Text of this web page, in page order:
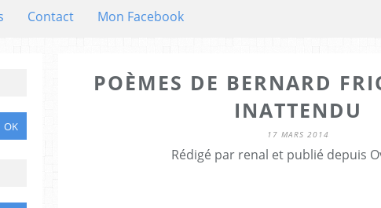
Contact Mon Facebook
POÈMES DE BERNARD
INATTENDU
17 MARS 2014
Rédigé par renal et publié depuis